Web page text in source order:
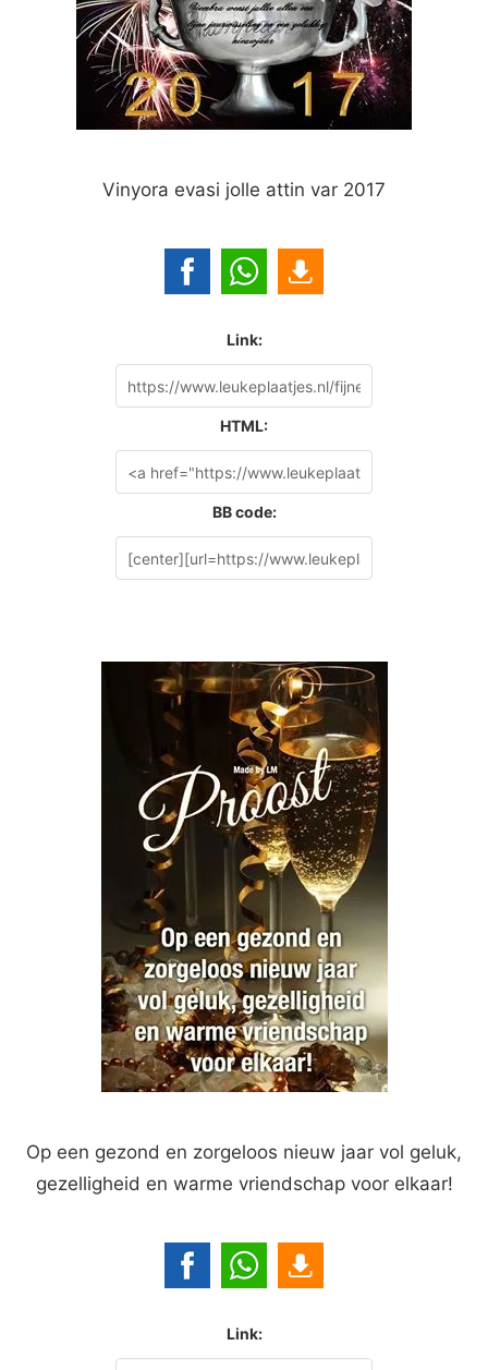
Vinyora evasi jolle attin var 2017
Link:
HTML:
BB code:
Op een gezond en zorgeloos nieuw jaar vol geluk,
gezelligheid en warme vriendschap voor elkaar!
Link: